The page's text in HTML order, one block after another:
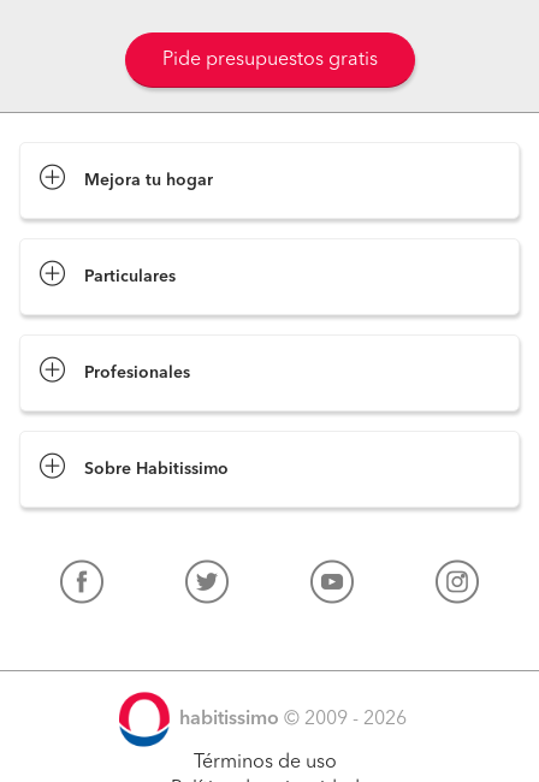
Pide presupuestos gratis
Mejora tu hogar
Particulares
Profesionales
Sobre Habitissimo
habitissimo © 2009 - 2026
Términos de uso